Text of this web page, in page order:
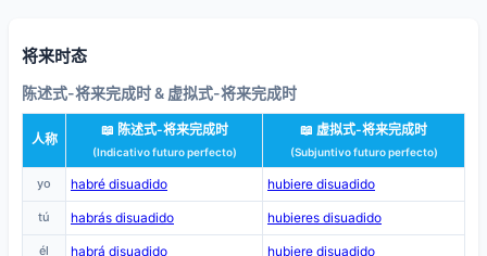
将来时态
陈述式-将来完成时 & 虚拟式-将来完成时
人称
📖 陈述式-将来完成时
(Indicativo futuro perfecto)
📖 虚拟式-将来完成时
(Subjuntivo futuro perfecto)
yo habré disuadido hubiere disuadido
tú habrás disuadido hubieres disuadido
él habrá disuadido hubiere disuadido